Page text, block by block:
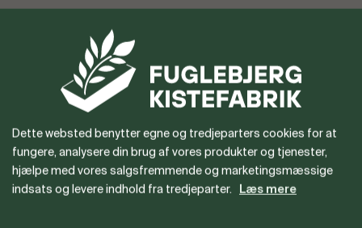
Vil du gerne være forhandler
eller har du spørgsmål?
Dette websted benytter egne og tredjeparters cookies for at
fungere, analysere din brug af vores produkter og tjenester,
hjælpe med vores salgsfremmende og marketingsmæssige
indsats og levere indhold fra tredjeparter.
Læs mere